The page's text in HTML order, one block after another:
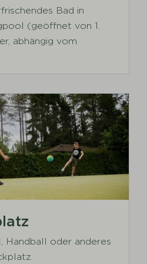
Bad in
(geöffnet von 1.
abhängig vom
Handball oder anderes